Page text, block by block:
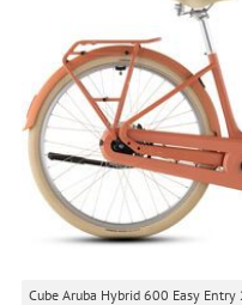
Cube Aruba Hybrid 600 Easy Entry